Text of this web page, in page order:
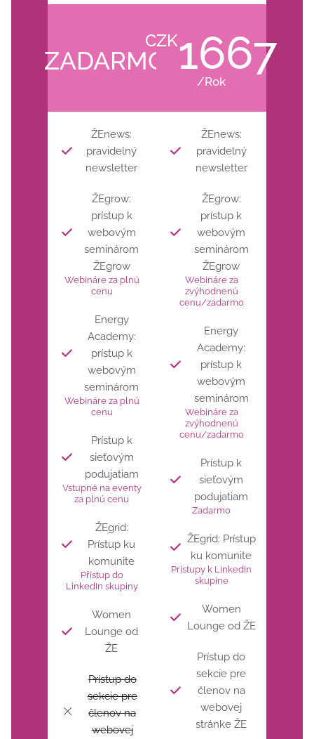
ZADARMO
ŽEnews:
pravidelný
newsletter
ŽEgrow:
prístup k
webovým
seminárom
ŽEgrow
Webináre za plnú
cenu
Energy
Academy:
prístup k
webovým
seminárom
Webináre za plnú
cenu
Prístup k
sieťovým
podujatiam
Vstupné na eventy
za plnú cenu
ŽEgrid:
Prístup ku
komunite
Přístup do
LinkedIn skupiny
Women
Lounge od
ŽE
Prístup do
sekcie pre
členov na
webovej
CZK1667
/Rok
ŽEnews:
pravidelný
newsletter
ŽEgrow:
prístup k
webovým
seminárom
ŽEgrow
Webináre za
zvýhodnenú
cenu/zadarmo
Energy
Academy:
prístup k
webovým
seminárom
Webináre za
zvýhodnenú
cenu/zadarmo
Prístup k
sieťovým
podujatiam
Zadarmo
ŽEgrid: Prístup
ku komunite
Prístupy k LinkedIn
skupine
Women
Lounge od ŽE
Prístup do
sekcie pre
členov na
webovej
stránke ŽE